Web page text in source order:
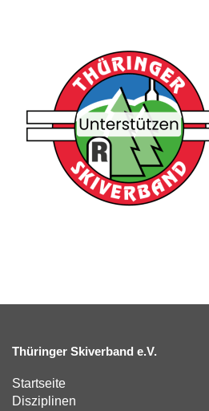
Thüringer Skiverband e.V.
Startseite
Disziplinen